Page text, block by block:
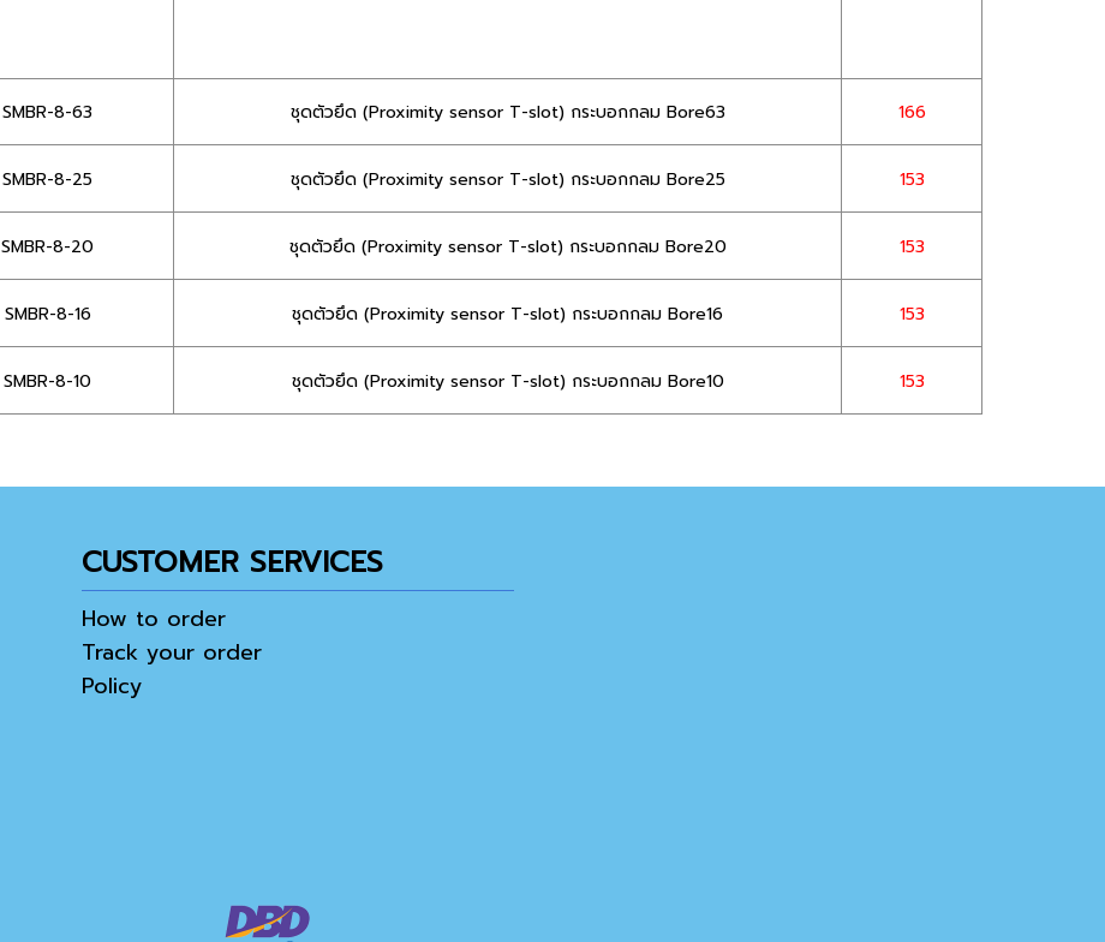
SMBR-8-63 ชุดตัวยึด (Proximity sensor T-slot) กระบอกกลม Bore63 166
SMBR-8-25 ชุดตัวยึด (Proximity sensor T-slot) กระบอกกลม Bore25 153
SMBR-8-20 ชุดตัวยึด (Proximity sensor T-slot) กระบอกกลม Bore20 153
SMBR-8-16 ชุดตัวยึด (Proximity sensor T-slot) กระบอกกลม Bore16 153
SMBR-8-10 ชุดตัวยึด (Proximity sensor T-slot) กระบอกกลม Bore10 153
CUSTOMER SERVICES
How to order
Track your order
Policy